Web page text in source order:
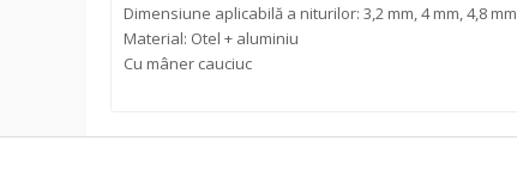
Dimensiune aplicabilă a niturilor: 3,2 mm, 4 mm, 4,8 mm
Material: Otel + aluminiu
Cu mâner cauciuc